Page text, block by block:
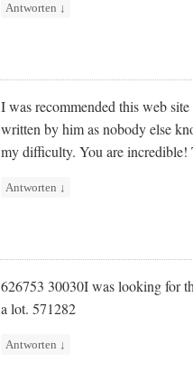
Antworten ↓
I was recommended this web
written by him as nobody else
my difficulty. You are incredible!
Antworten ↓
626753 30030I was looking for
a lot. 571282
Antworten ↓